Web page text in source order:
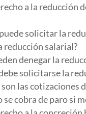
a la reducción
solicitar la
reducción salarial?
denegar la
solicitarse la
son las
se cobra de paro si